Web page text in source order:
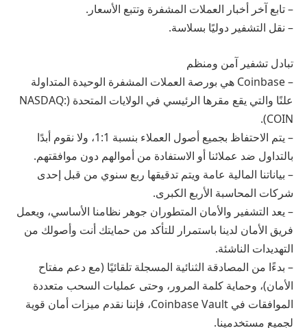
– تابع آخر أخبار العملات المشفرة وتتبع الأسعار.
– نقل التشفير دوليًا بسلاسة.
تبادل تشفير آمن ومنظم
– Coinbase هي بورصة العملات المشفرة الوحيدة المتداولة
علنًا والتي يقع مقرها الرئيسي في الولايات المتحدة (NASDAQ:
COIN).
– يتم الاحتفاظ بجميع أصول العملاء بنسبة 1:1، ولا نقوم أبدًا
بالتداول ضد عملائنا أو الاستفادة من أموالهم دون موافقتهم.
– بياناتنا المالية عامة ويتم تدقيقها ربع سنوي من قبل إحدى
شركات المحاسبة الأربع الكبرى.
– يعد التشفير والأمان المتطوران جوهر نظامنا الأساسي، ويعمل
فريق الأمان لدينا باستمرار للتأكد من حمايتك أنت وأصولك من
التهديدات الناشئة.
– بدءًا من المصادقة الثنائية المسجلة تلقائيًا (مع دعم مفتاح
الأمان)، وحماية كلمة المرور، وحتى عمليات السحب متعددة
الموافقات في Coinbase Vault، فإننا نقدم ميزات أمان قوية
لجميع مستخدمينا.